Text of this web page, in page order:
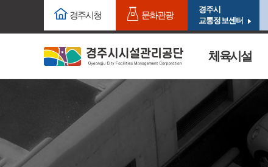
주요메뉴로 건너뛰기
경주시청 문화관광
경주시
교통정보센터
체육시설